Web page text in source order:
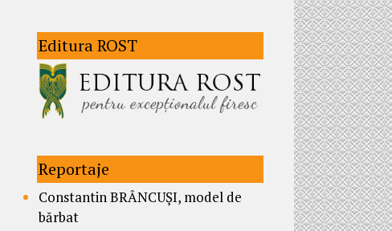
Editura ROST
Reportaje
Constantin BRÂNCUȘI, model de
bărbat